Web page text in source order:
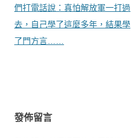
們打電話說：真怕解放軍一打過
去，自己學了這麼多年，結果學
了門方言……
發佈留言